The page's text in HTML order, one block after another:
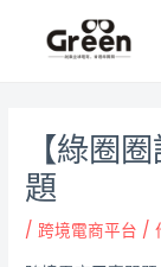
【綠圈
題
/跨境電商平台 /